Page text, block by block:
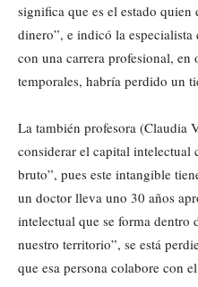
significa que es el estado quien
dinero”, e indicó la especialista
con una carrera profesional, en
temporales, habría perdido un
La también profesora (Claudia
considerar el capital
bruto”, pues este intangible
un doctor lleva uno 30 años
intelectual que se forma dentro
nuestro territorio”, se está
que esa persona colabore con